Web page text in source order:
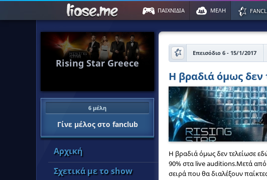
ΠΑΙΧΝΙΔΙΑ ΜΕΛΗ
Rising Star Greece
6 μέλη
Γίνε μέλος στο fanclub
Αρχική
Σχετικά με το show
Επεισόδιο 6 - 15/1/2017
Η βραδιά όμως δεν
Η βραδιά όμως δεν τελείωσε
90% στα live auditions.Μετά από
σειρά που θα διαλέξουν